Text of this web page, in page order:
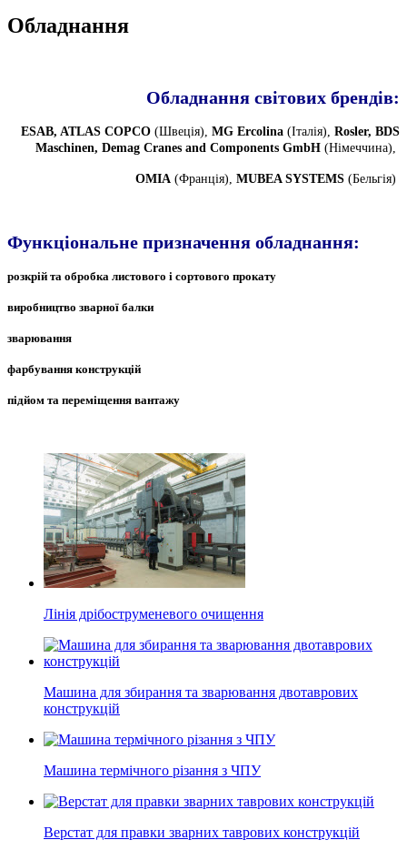
Обладнання
Обладнання світових брендів:
ESAB, ATLAS COPCO (Швеція), MG Ercolina (Італія), Rosler, BDS
Maschinen, Demag Cranes and Components GmbH (Німеччина),
OMIA (Франція), MUBEA SYSTEMS (Бельгія)
Функціональне призначення обладнання:
розкрій та обробка листового і сортового прокату
виробництво зварної балки
зварювання
фарбування конструкцій
підйом та переміщення вантажу
Лінія дрібоструменевого очищення
Машина для збирання та зварювання двотаврових
конструкцій
Машина термічного різання з ЧПУ
Верстат для правки зварних таврових конструкцій